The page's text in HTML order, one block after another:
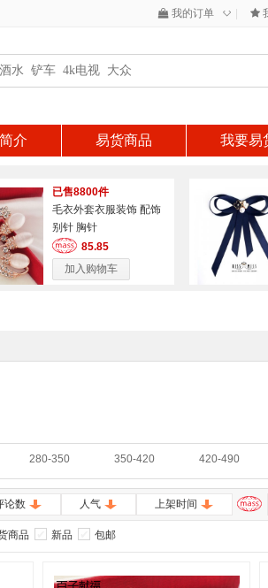
我的订单 ◇
介 易货商品 我要易
已售8800件
毛衣外套衣服装饰 配饰
别针 胸针
85.85
加入购物车
280-350 350-420 420-490
论数 人气 上架时间
商品 新品 包邮